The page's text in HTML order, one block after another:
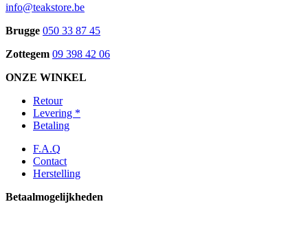
info@teakstore.be
Brugge 050 33 87 45
Zottegem 09 398 42 06
ONZE WINKEL
Retour
Levering *
Betaling
F.A.Q
Contact
Herstelling
Betaalmogelijkheden